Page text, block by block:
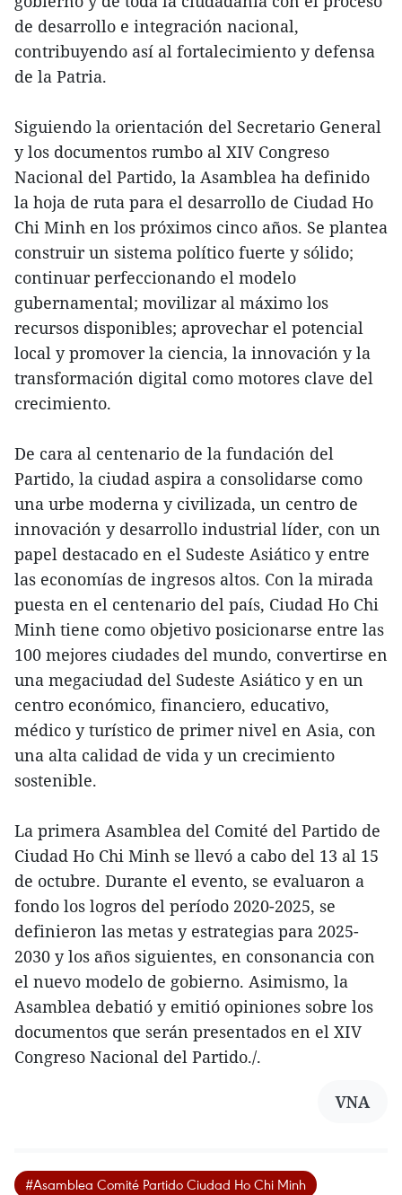
de desarrollo e integración nacional,
contribuyendo así al fortalecimiento y defensa
de la Patria.
Siguiendo la orientación del Secretario General
y los documentos rumbo al XIV Congreso
Nacional del Partido, la Asamblea ha definido
la hoja de ruta para el desarrollo de Ciudad Ho
Chi Minh en los próximos cinco años. Se plantea
construir un sistema político fuerte y sólido;
continuar perfeccionando el modelo
gubernamental; movilizar al máximo los
recursos disponibles; aprovechar el potencial
local y promover la ciencia, la innovación y la
transformación digital como motores clave del
crecimiento.
De cara al centenario de la fundación del
Partido, la ciudad aspira a consolidarse como
una urbe moderna y civilizada, un centro de
innovación y desarrollo industrial líder, con un
papel destacado en el Sudeste Asiático y entre
las economías de ingresos altos. Con la mirada
puesta en el centenario del país, Ciudad Ho Chi
Minh tiene como objetivo posicionarse entre las
100 mejores ciudades del mundo, convertirse en
una megaciudad del Sudeste Asiático y en un
centro económico, financiero, educativo,
médico y turístico de primer nivel en Asia, con
una alta calidad de vida y un crecimiento
sostenible.
La primera Asamblea del Comité del Partido de
Ciudad Ho Chi Minh se llevó a cabo del 13 al 15
de octubre. Durante el evento, se evaluaron a
fondo los logros del período 2020-2025, se
definieron las metas y estrategias para 2025-
2030 y los años siguientes, en consonancia con
el nuevo modelo de gobierno. Asimismo, la
Asamblea debatió y emitió opiniones sobre los
documentos que serán presentados en el XIV
Congreso Nacional del Partido./.
VNA
#Asamblea Comité Partido Ciudad Ho Chi Minh